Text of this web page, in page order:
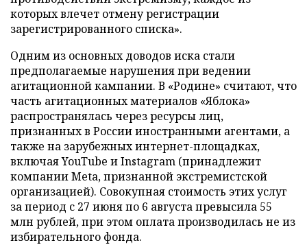
которых влечет отмену регистрации
зарегистрированного списка».
Одним из основных доводов иска стали
предполагаемые нарушения при ведении
агитационной кампании. В «Родине» считают, что
часть агитационных материалов «Яблока»
распространялась через ресурсы лиц,
признанных в России иностранными агентами, а
также на зарубежных интернет-площадках,
включая YouTube и Instagram (принадлежит
компании Meta, признанной экстремистской
организацией). Совокупная стоимость этих услуг
за период с 27 июня по 6 августа превысила 55
млн рублей, при этом оплата производилась не из
избирательного фонда.